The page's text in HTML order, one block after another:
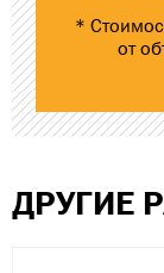
*
от
ДРУГИЕ